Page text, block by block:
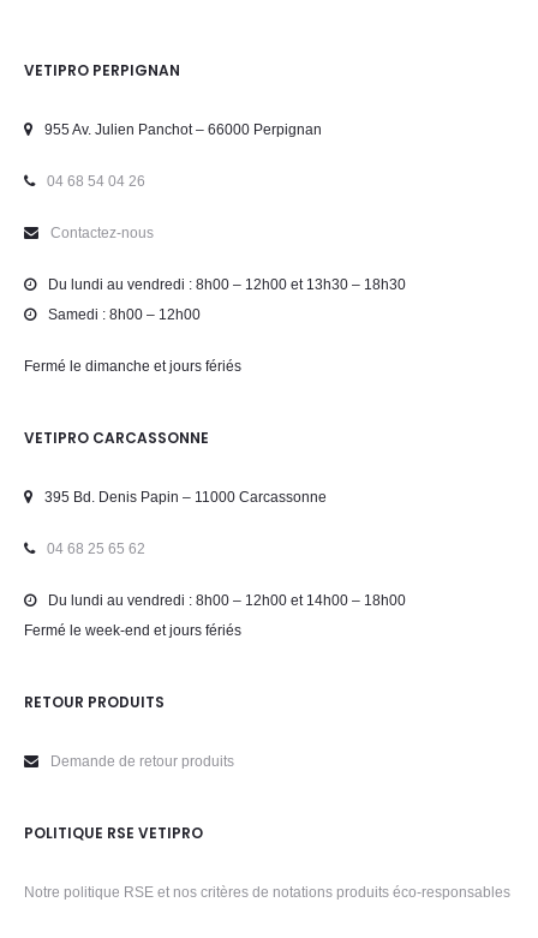
78.60€.
VETIPRO PERPIGNAN
955 Av. Julien Panchot – 66000 Perpignan
04 68 54 04 26
Contactez-nous
Du lundi au vendredi : 8h00 – 12h00 et 13h30 – 18h30
Samedi : 8h00 – 12h00
Fermé le dimanche et jours fériés
VETIPRO CARCASSONNE
395 Bd. Denis Papin – 11000 Carcassonne
04 68 25 65 62
Du lundi au vendredi : 8h00 – 12h00 et 14h00 – 18h00
Fermé le week-end et jours fériés
RETOUR PRODUITS
Demande de retour produits
POLITIQUE RSE VETIPRO
Notre politique RSE et nos critères de notations produits éco-responsables